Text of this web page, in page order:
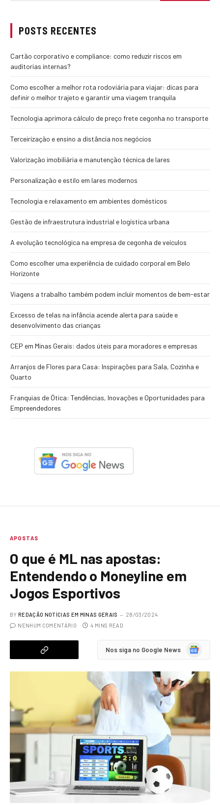
POSTS RECENTES
Cartão corporativo e compliance: como reduzir riscos em
auditorias internas?
Como escolher a melhor rota rodoviária para viajar: dicas para
definir o melhor trajeto e garantir uma viagem tranquila
Tecnologia aprimora cálculo de preço frete cegonha no transporte
Terceirização e ensino a distância nos negócios
Valorização imobiliária e manutenção técnica de lares
Personalização e estilo em lares modernos
Tecnologia e relaxamento em ambientes domésticos
Gestão de infraestrutura industrial e logística urbana
A evolução tecnológica na empresa de cegonha de veículos
Como escolher uma experiência de cuidado corporal em Belo
Horizonte
Viagens a trabalho também podem incluir momentos de bem-estar
Excesso de telas na infância acende alerta para saúde e
desenvolvimento das crianças
CEP em Minas Gerais: dados úteis para moradores e empresas
Arranjos de Flores para Casa: Inspirações para Sala, Cozinha e
Quarto
Franquias de Ótica: Tendências, Inovações e Oportunidades para
Empreendedores
APOSTAS
O que é ML nas apostas:
Entendendo o Moneyline em
Jogos Esportivos
BY REDAÇÃO NOTÍCIAS EM MINAS GERAIS
28/03/2024
NENHUM COMENTÁRIO
4 MINS READ
Nos siga no Google News
Google